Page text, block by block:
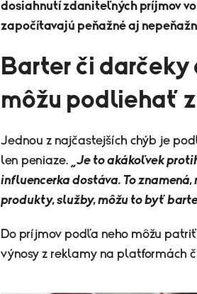
dosiahnutí zdaniteľných príjmov
započítavajú peňažné aj
Barter či darčeky
môžu podliehať
Jednou z najčastejších chýb je
len peniaze.
„Je to akákoľvek
influencerka dostáva. To
produkty, služby, môžu to byť
Do príjmov podľa neho môžu
výnosy z reklamy na platformách